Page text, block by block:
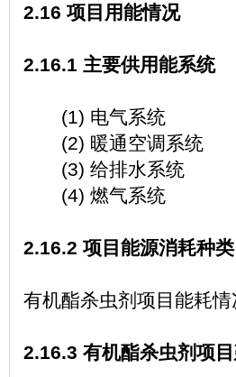
2.16 项目用能情况
2.16.1 主要供用能系统
(1) 电气系统
(2) 暖通空调系统
(3) 给排水系统
(4) 燃气系统
2.16.2 项目能源消耗种
有机酯杀虫剂项目能耗情
2.16.3 有机酯杀虫剂项